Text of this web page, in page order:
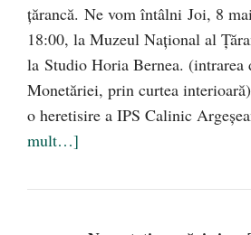
ţărancă. Ne vom întâlni Joi, 8
18:00, la Muzeul Naţional al
la Studio Horia Bernea. (intrarea
Monetăriei, prin curtea
o heretisire a IPS Calinic
mult…]